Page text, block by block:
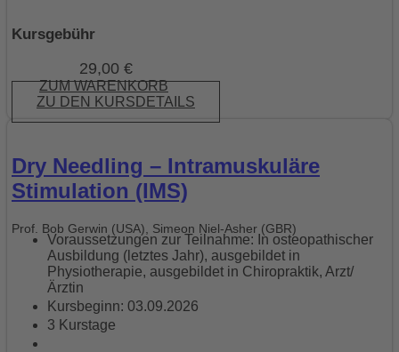
Kursgebühr
29,00 €
ZUM WARENKORB
ZU DEN KURSDETAILS
Dry Needling – Intramuskuläre
Stimulation (IMS)
Prof. Bob Gerwin (USA), Simeon Niel-Asher (GBR)
Voraussetzungen zur Teilnahme: In osteopathischer
Ausbildung (letztes Jahr), ausgebildet in
Physiotherapie, ausgebildet in Chiropraktik, Arzt/
Ärztin
Kursbeginn: 03.09.2026
3 Kurstage